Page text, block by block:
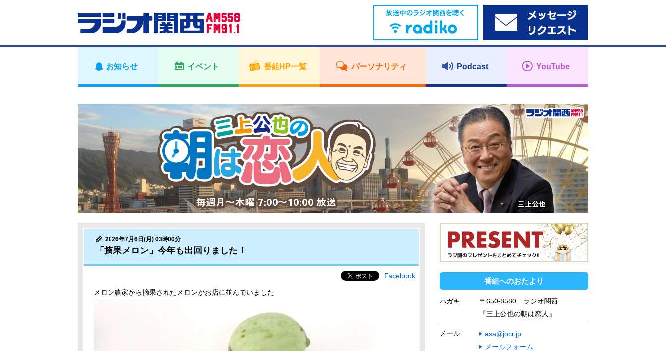
お知らせ イベント 番組HP一覧 パーソナリティ Podcast YouTube
2026年7月6日(月) 03時00分
「摘果メロン」今年も出回りました！
Facebook
メロン農家から摘果されたメロンがお店に並んでいました
番組へのおたより
ハガキ
〒650-8580 ラジオ関西
『三上公也の朝は恋人』
メール
asa@jocr.jp
メールフォーム